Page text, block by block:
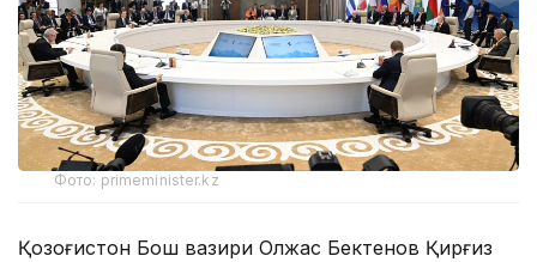
Фото: primeminister.kz
Қозоғистон Бош вазири Олжас Бектенов Қирғиз